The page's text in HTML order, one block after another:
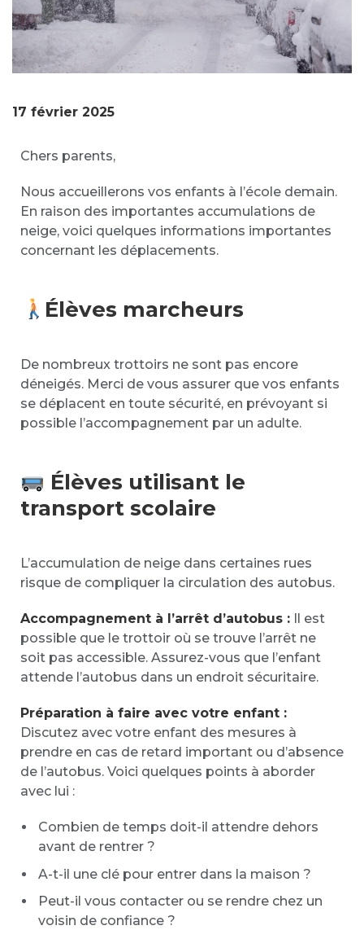
17 février 2025
Chers parents,
Nous accueillerons vos enfants à l’école demain.
En raison des importantes accumulations de
neige, voici quelques informations importantes
concernant les déplacements.
Élèves marcheurs
De nombreux trottoirs ne sont pas encore
déneigés. Merci de vous assurer que vos enfants
se déplacent en toute sécurité, en prévoyant si
possible l’accompagnement par un adulte.
Élèves utilisant le
transport scolaire
L’accumulation de neige dans certaines rues
risque de compliquer la circulation des autobus.
Accompagnement à l’arrêt d’autobus : Il est
possible que le trottoir où se trouve l’arrêt ne
soit pas accessible. Assurez-vous que l’enfant
attende l’autobus dans un endroit sécuritaire.
Préparation à faire avec votre enfant :
Discutez avec votre enfant des mesures à
prendre en cas de retard important ou d’absence
de l’autobus. Voici quelques points à aborder
avec lui :
Combien de temps doit-il attendre dehors
avant de rentrer ?
A-t-il une clé pour entrer dans la maison ?
Peut-il vous contacter ou se rendre chez un
voisin de confiance ?